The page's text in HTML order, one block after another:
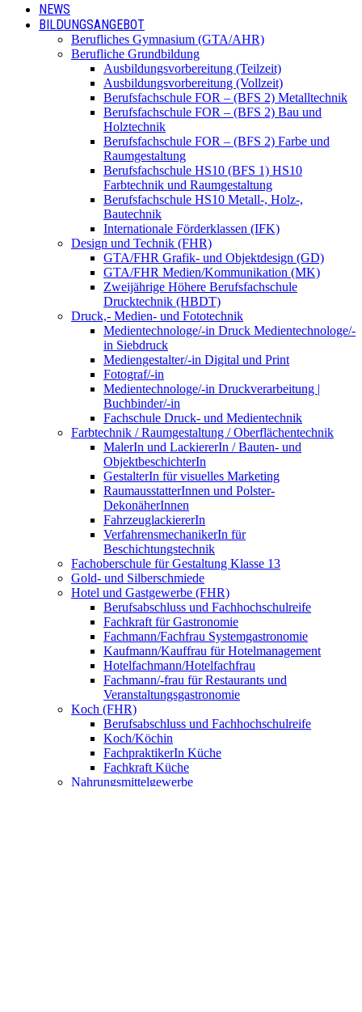
NEWS
BILDUNGSANGEBOT
Berufliches Gymnasium (GTA/AHR)
Berufliche Grundbildung
Ausbildungsvorbereitung (Teilzeit)
Ausbildungsvorbereitung (Vollzeit)
Berufsfachschule FOR – (BFS 2) Metalltechnik
Berufsfachschule FOR – (BFS 2) Bau und
Holztechnik
Berufsfachschule FOR – (BFS 2) Farbe und
Raumgestaltung
Berufsfachschule HS10 (BFS 1) HS10
Farbtechnik und Raumgestaltung
Berufsfachschule HS10 Metall-, Holz-,
Bautechnik
Internationale Förderklassen (IFK)
Design und Technik (FHR)
GTA/FHR Grafik- und Objektdesign (GD)
GTA/FHR Medien/Kommunikation (MK)
Zweijährige Höhere Berufsfachschule
Drucktechnik (HBDT)
Druck,- Medien- und Fototechnik
Medientechnologe/-in Druck Medientechnologe/-
in Siebdruck
Mediengestalter/-in Digital und Print
Fotograf/-in
Medientechnologe/-in Druckverarbeitung |
Buchbinder/-in
Fachschule Druck- und Medientechnik
Farbtechnik / Raumgestaltung / Oberflächentechnik
MalerIn und LackiererIn / Bauten- und
ObjektbeschichterIn
GestalterIn für visuelles Marketing
RaumausstatterInnen und Polster-
DekonäherInnen
FahrzeuglackiererIn
VerfahrensmechanikerIn für
Beschichtungstechnik
Fachoberschule für Gestaltung Klasse 13
Gold- und Silberschmiede
Hotel und Gastgewerbe (FHR)
Berufsabschluss und Fachhochschulreife
Fachkraft für Gastronomie
Fachmann/Fachfrau Systemgastronomie
Kaufmann/Kauffrau für Hotelmanagement
Hotelfachmann/Hotelfachfrau
Fachmann/-frau für Restaurants und
Veranstaltungsgastronomie
Koch (FHR)
Berufsabschluss und Fachhochschulreife
Koch/Köchin
FachpraktikerIn Küche
Fachkraft Küche
Nahrungsmittelgewerbe